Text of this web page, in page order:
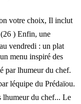
votre choix, Il inclut
) Enfin, une
vendredi : un plat
un menu inspiré des
par lhumeur du chef.
léquipe du Prédaïou.
du chef... Le